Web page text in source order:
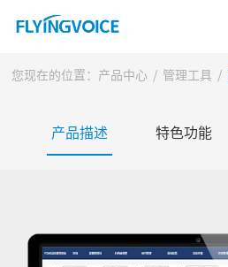
您现在的位置： 产品中心 / 管理工具 /
产品描述 特色功能